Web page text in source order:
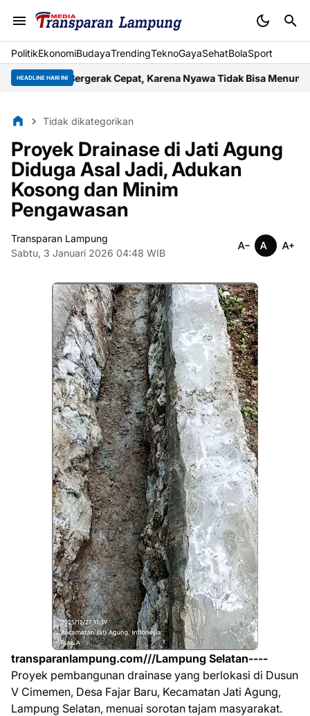
PolitikEkonomiBudayaTrendingTeknoGayaSehatBolaSport
HEADLINE HARI INI
Bergerak Cepat, Karena Nyawa Tidak Bisa MenungguWujud
Tidak dikategorikan
Proyek Drainase di Jati Agung
Diduga Asal Jadi, Adukan
Kosong dan Minim
Pengawasan
Transparan Lampung
Sabtu, 3 Januari 2026 04:48 WIB
transparanlampung.com///Lampung Selatan----
Proyek pembangunan drainase yang berlokasi di Dusun
V Cimemen, Desa Fajar Baru, Kecamatan Jati Agung,
Lampung Selatan, menuai sorotan tajam masyarakat.